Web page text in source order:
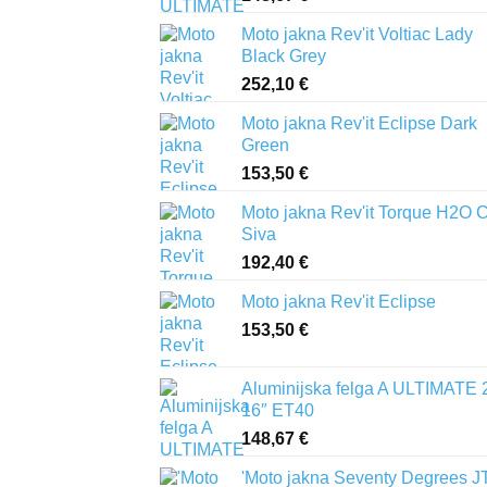
Moto jakna Rev'it Voltiac Lady
Black Grey
252,10 €
Moto jakna Rev'it Eclipse Dark
Green
153,50 €
Moto jakna Rev'it Torque H2O
Siva
192,40 €
Moto jakna Rev'it Eclipse
153,50 €
Aluminijska felga A ULTIMATE
16″ ET40
148,67 €
'Moto jakna Seventy Degrees